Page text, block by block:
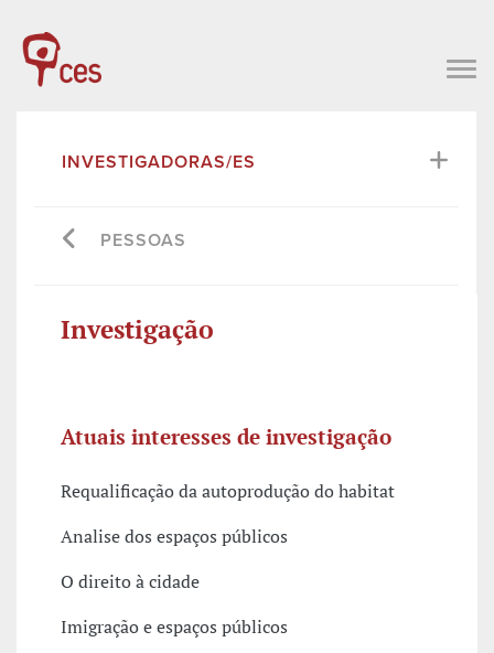
INVESTIGADORAS/ES
PESSOAS
Investigação
Atuais interesses de investigação
Requalificação da autoprodução do habitat
Analise dos espaços públicos
O direito à cidade
Imigração e espaços públicos